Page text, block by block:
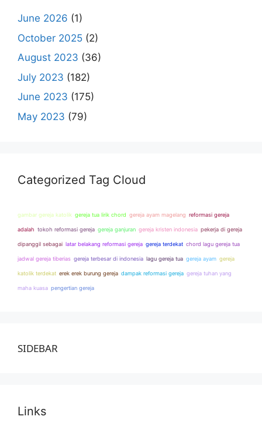
June 2026 (1)
October 2025 (2)
August 2023 (36)
July 2023 (182)
June 2023 (175)
May 2023 (79)
Categorized Tag Cloud
gambar gereja katolik gereja tua lirik chord gereja ayam magelang reformasi gereja
adalah tokoh reformasi gereja gereja ganjuran gereja kristen indonesia pekerja di gereja
dipanggil sebagai latar belakang reformasi gereja gereja terdekat chord lagu gereja tua
jadwal gereja tiberias gereja terbesar di indonesia lagu gereja tua gereja ayam gereja
katolik terdekat erek erek burung gereja dampak reformasi gereja gereja tuhan yang
maha kuasa pengertian gereja
SIDEBAR
Links